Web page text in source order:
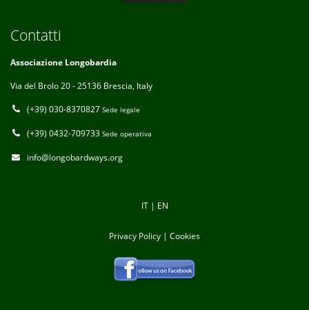
Contatti
Associazione Longobardia
Via del Brolo 20 - 25136 Brescia, Italy
(+39) 030-8370827 Sede legale
(+39) 0432-709733 Sede operativa
info@longobardways.org
IT| EN
Privacy Policy | Cookies